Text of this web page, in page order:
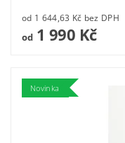
od 1 644,63 Kč bez DPH
od1 990 Kč
Novinka